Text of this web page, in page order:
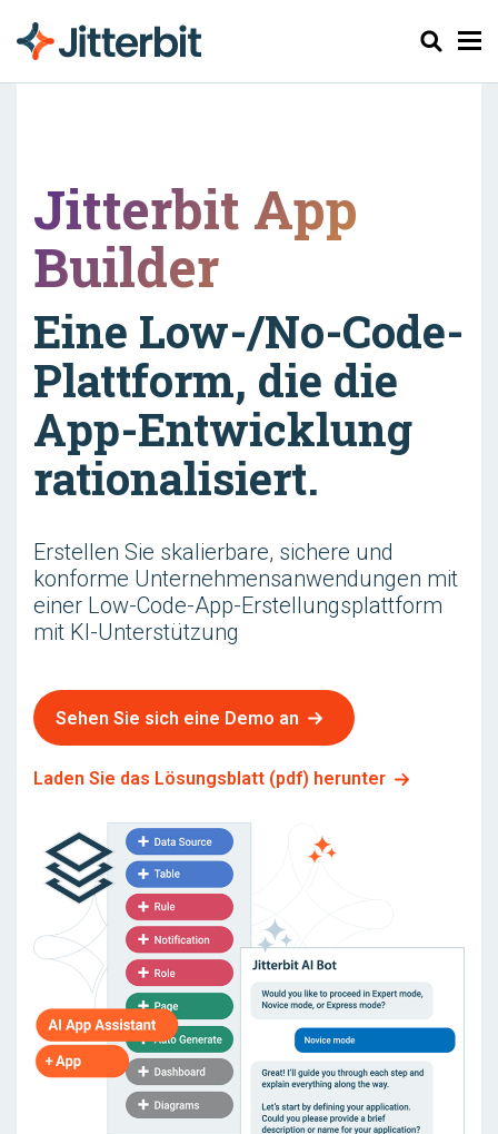
Suchen
Jitterbit App
Builder
Eine Low-/No-Code-
Plattform, die die
App-Entwicklung
rationalisiert.
Erstellen Sie skalierbare, sichere und
konforme Unternehmensanwendungen mit
einer Low-Code-App-Erstellungsplattform
mit KI-Unterstützung
Sehen Sie sich eine Demo an
Laden Sie das Lösungsblatt (pdf) herunter